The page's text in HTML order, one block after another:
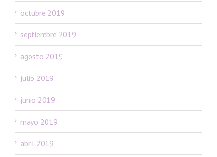
octubre 2019
septiembre 2019
agosto 2019
julio 2019
junio 2019
mayo 2019
abril 2019